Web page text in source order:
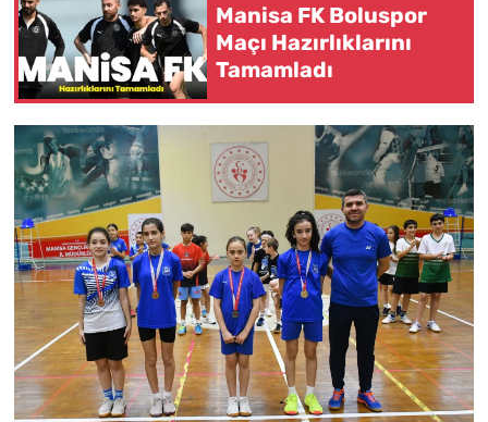
Manisa FK Boluspor
Maçı Hazırlıklarını
Tamamladı